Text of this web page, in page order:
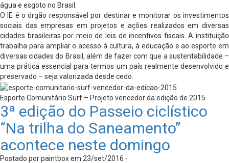
água e esgoto no Brasil.
O IE é o órgão responsável por destinar e monitorar os investimentos
sociais das empresas em projetos e ações realizados em diversas
cidades brasileiras por meio de leis de incentivos fiscais. A instituição
trabalha para ampliar o acesso à cultura, à educação e ao esporte em
diversas cidades do Brasil, além de fazer com que a sustentabilidade –
uma prática essencial para termos um país realmente desenvolvido e
preservado – seja valorizada desde cedo.
Esporte Comunitário Surf – Projeto vencedor da edição de 2015
3ª edição do Passeio ciclístico
“Na trilha do Saneamento”
acontece neste domingo
Postado por paintbox em 23/set/2016 -